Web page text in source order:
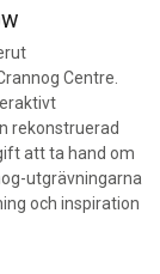
Centre.
rekonstruerad
att ta hand om
utgrävningarna
och inspiration